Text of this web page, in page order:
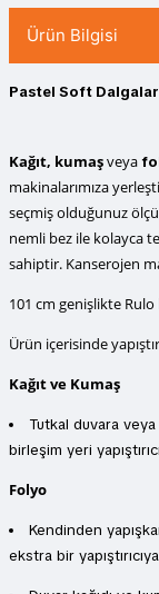
Ürün Bilgisi
Pastel Soft Dalgalar
Kağıt, kumaşveya
makinalarımıza
seçmiş olduğunuz
nemli bez ile kolayca
sahiptir. Kanserojen
101 cm genişlikte
Ürün içerisinde
Kağıt ve Kumaş
Tutkal duvara veya
birleşim yeri
Folyo
Kendinden
ekstra bir